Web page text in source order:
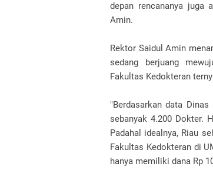
depan rencananya juga
Amin.
Rektor Saidul Amin
sedang berjuang
Fakultas Kedokteran
"Berdasarkan data
sebanyak 4.200 Dokter.
Padahal idealnya, Riau
Fakultas Kedokteran di
hanya memiliki dana Rp